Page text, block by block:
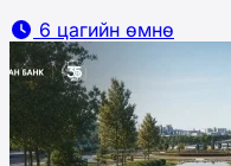
6 цагийн өмнө